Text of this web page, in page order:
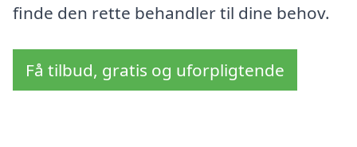
finde den rette behandler til dine behov.
Få tilbud, gratis og uforpligtende